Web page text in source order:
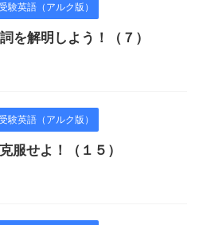
験英語（アルク版）
を解明しよう！（７）
験英語（アルク版）
服せよ！（１５）